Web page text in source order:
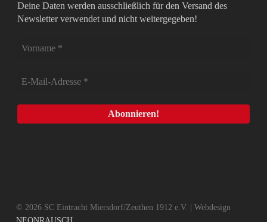
Deine Daten werden ausschließlich für den Versand des
Newsletter verwendet und nicht weitergegeben!
© 2026 SC Eintracht Miersdorf/Zeuthen 1912 e.V. | Webdesign